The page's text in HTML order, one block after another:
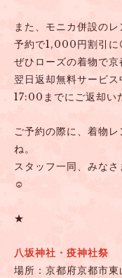
また、モニカ併設の
予約で1,000円割引に
ぜひローズの着物で
翌日返却無料サービ
17:00までにご返却い
ご予約の際に、着物
ね。
スタッフ一同、みな
☺
★
八坂神社・疫神社祭
場所：京都府京都市